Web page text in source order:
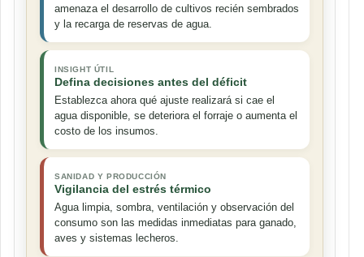
amenaza el desarrollo de cultivos recién sembrados
y la recarga de reservas de agua.
INSIGHT ÚTIL
Defina decisiones antes del déficit
Establezca ahora qué ajuste realizará si cae el
agua disponible, se deteriora el forraje o aumenta el
costo de los insumos.
SANIDAD Y PRODUCCIÓN
Vigilancia del estrés térmico
Agua limpia, sombra, ventilación y observación del
consumo son las medidas inmediatas para ganado,
aves y sistemas lecheros.